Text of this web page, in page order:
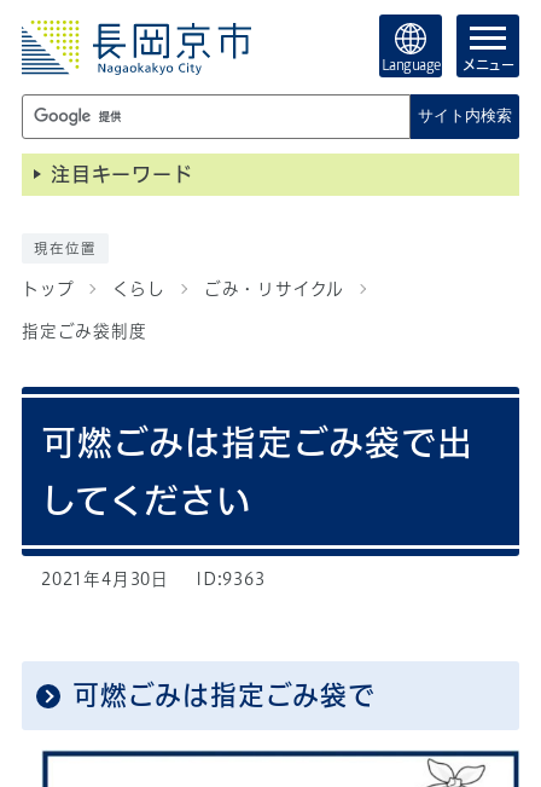
Language メニュー
サイト内検索
注目キーワード
現在位置
トップ くらし ごみ・リサイクル
指定ごみ袋制度
可燃ごみは指定ごみ袋で出
してください
2021年4月30日 ID:9363
可燃ごみは指定ごみ袋で